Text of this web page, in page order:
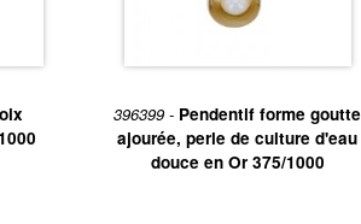
396399 - Pendentif forme goutte
ajourée, perle de culture d'eau
douce en Or 375/1000